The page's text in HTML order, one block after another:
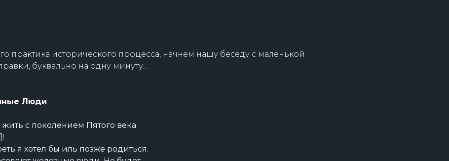
практика исторического процесса, начнем нашу беседу с маленькой
буквально на одну минуту…
Люди
с поколением Пятого века
я хотел бы иль позже родиться.